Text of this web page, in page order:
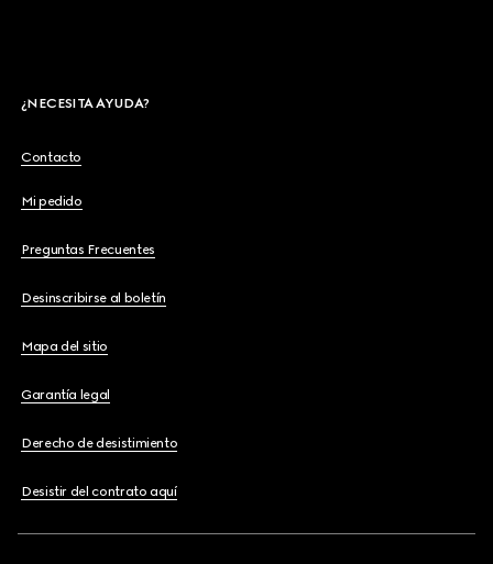
¿NECESITA AYUDA?
Contacto
Mi pedido
Preguntas Frecuentes
Desinscribirse al boletín
Mapa del sitio
Garantía legal
Derecho de desistimiento
Desistir del contrato aquí